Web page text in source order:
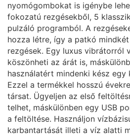
nyomógombokat is igénybe
fokozatú rezgésekből, 5
pulzáló programból. A
hozza létre, így a patkó
rezgések. Egy luxus vibrátorról
köszönheti az árát is,
használatért mindenki kész
Ezzel a termékkel hosszú
társat. Ügyeljen az első
telhet, máskülönben egy USB
a feltöltése. Használjon
karbantartását illeti a víz alatti